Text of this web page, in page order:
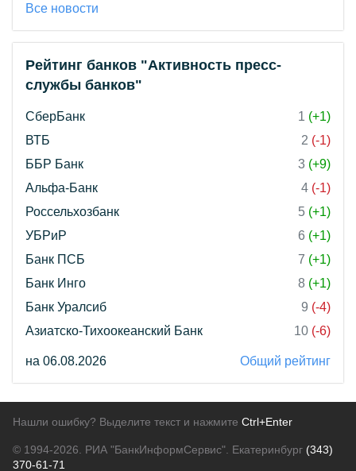
Все новости
Рейтинг банков "Активность пресс-
службы банков"
СберБанк 1 (+1)
ВТБ
2 (-1)
ББР Банк
3 (+9)
Альфа-Банк
4 (-1)
Россельхозбанк
5 (+1)
УБРиР
6 (+1)
Банк ПСБ
7 (+1)
Банк Инго
8 (+1)
Банк Уралсиб
9 (-4)
Азиатско-Тихоокеанский Банк
10 (-6)
на 06.08.2026 Общий рейтинг
Нашли ошибку? Выделите текст и нажмите Ctrl+Enter
© 1994-2026. РИА "БанкИнформСервис". Екатеринбург (343)
370-61-71